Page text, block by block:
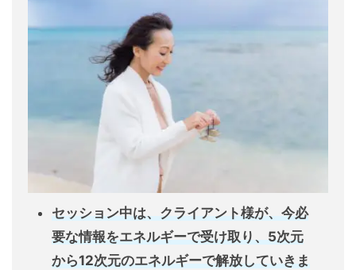
セッション中は、クライアント様が、今必
要な情報をエネルギーで受け取り、5次元
から12次元のエネルギーで解放していきま